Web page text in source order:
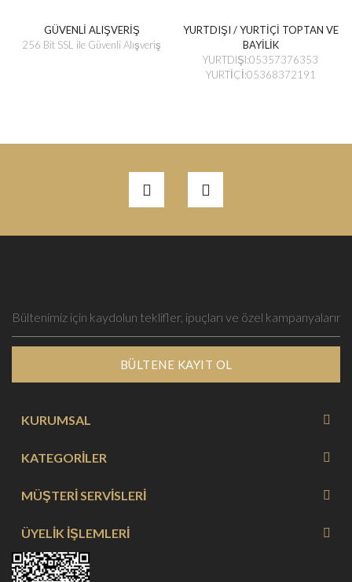
GÜVENLİ ALIŞVERİŞ
256 Bit SSL ile Güvenli Alışveriş
YURTDIŞI / YURTİÇİ TOPTAN VE
BAYİLİK
YURTDIŞI:05357376353
YURTİÇİ:05368372191
BÜLTENE KAYIT OL
KURUMSAL
KATEGORİLER
MÜŞTERİ SERVİSLERİ
ÜYELİK İŞLEMLERİ